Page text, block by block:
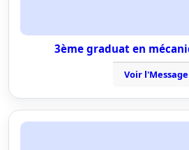
3ème graduat en
Voir l'Message